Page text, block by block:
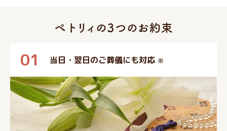
01 当日・翌日のご葬儀にも対応 ※